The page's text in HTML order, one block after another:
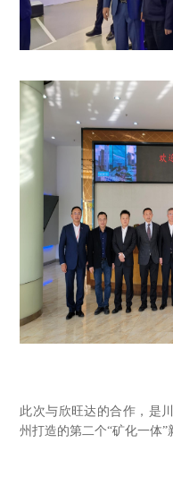
此次与欣旺达的合作，是
州打造的第二个“矿化一体”